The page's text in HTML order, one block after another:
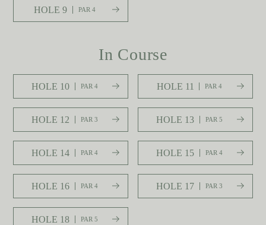
HOLE 9 PAR 4
In Course
HOLE 10 PAR 4 HOLE 11 PAR 4
HOLE 12 PAR 3 HOLE 13 PAR 5
HOLE 14 PAR 4 HOLE 15 PAR 4
HOLE 16 PAR 4 HOLE 17 PAR 3
HOLE 18 PAR 5